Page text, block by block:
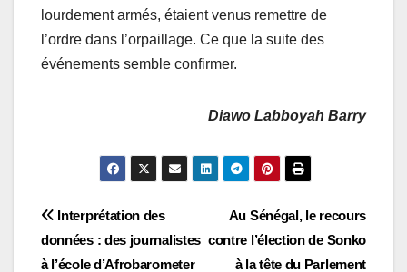
lourdement armés, étaient venus remettre de
l’ordre dans l’orpaillage. Ce que la suite des
événements semble confirmer.
Diawo Labboyah Barry
Navigation
de
Au Sénégal, le recours
contre l’élection de Sonko
à la tête du Parlement
Interprétation des
données : des journalistes
à l’école d’Afrobarometer